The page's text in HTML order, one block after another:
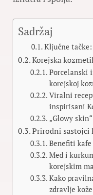
Sadržaj
Ključne tačke:
Korejska
Porcelanski
korejskoj
Viralni
inspirisani
„Glowy
Prirodni sastojci
Benefiti
Med i
korejskim
Kako
zdravlje kože